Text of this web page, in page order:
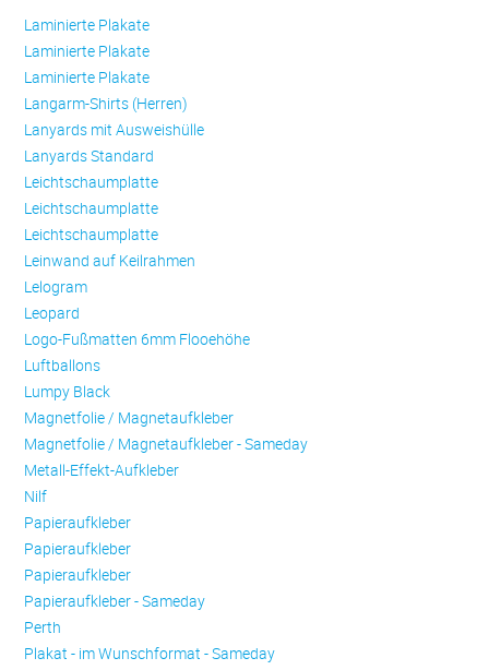
Laminierte Plakate
Laminierte Plakate
Laminierte Plakate
Langarm-Shirts (Herren)
Lanyards mit Ausweishülle
Lanyards Standard
Leichtschaumplatte
Leichtschaumplatte
Leichtschaumplatte
Leinwand auf Keilrahmen
Lelogram
Leopard
Logo-Fußmatten 6mm Flooehöhe
Luftballons
Lumpy Black
Magnetfolie / Magnetaufkleber
Magnetfolie / Magnetaufkleber - Sameday
Metall-Effekt-Aufkleber
Nilf
Papieraufkleber
Papieraufkleber
Papieraufkleber
Papieraufkleber - Sameday
Perth
Plakat - im Wunschformat - Sameday